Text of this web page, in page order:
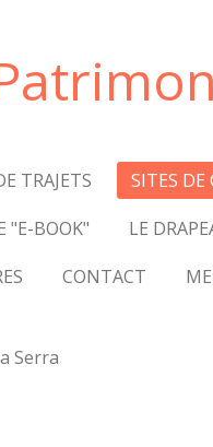
TRAJETS
SITES DE
"E-BOOK"
LE
CONTACT
Serra